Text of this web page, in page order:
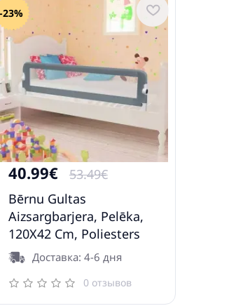
-23%
40.99€
53.49€
Bērnu Gultas
Aizsargbarjera, Pelēka,
120X42 Cm, Poliesters
VidaxlДоставка: 4-6 дня
0 отзывов